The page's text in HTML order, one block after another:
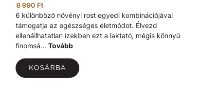
8 990 Ft
6 különböző növényi rost egyedi kombinációjával
támogatja az egészséges életmódot. Élvezd
ellenállhatatlan ízekben ezt a laktató, mégis könnyű
finomsá... Tovább
KOSÁRBA